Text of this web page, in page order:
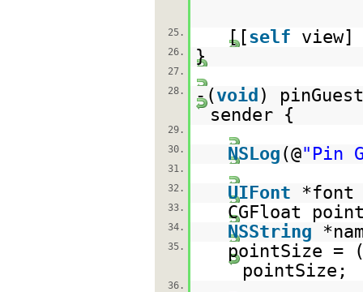
25. [[self view]
26. }
27.
28.
-(void )
sender {
29.
30.
NSLog (@"Pin
31.
32.
UIFont *font
33. CGFloat
34. NSString
35.
pointSize =
pointSize;
36.